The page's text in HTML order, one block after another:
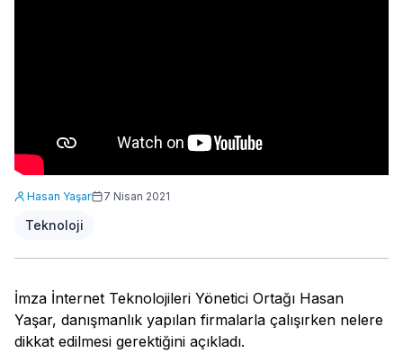
Hasan Yaşar 7 Nisan 2021
Teknoloji
İmza İnternet Teknolojileri Yönetici Ortağı Hasan
Yaşar, danışmanlık yapılan firmalarla çalışırken nelere
dikkat edilmesi gerektiğini açıkladı.